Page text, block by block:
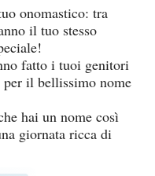
onomastico: tra
il tuo stesso
fatto i tuoi genitori
il bellissimo nome
hai un nome così
giornata ricca di